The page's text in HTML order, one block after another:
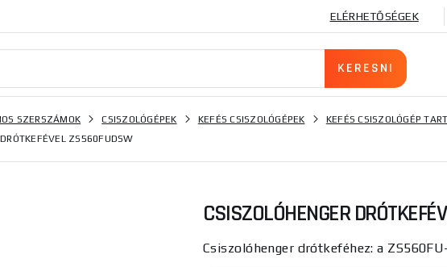
ELÉRHETŐSÉGEK
SZERSZÁMOK CSISZOLÓGÉPEK KEFÉS CSISZOLÓGÉPEK
KEFÉS CSISZOLÓGÉP
ZS560FUDSW
CSISZOLÓHENGER
Csiszolóhenger drótkeféhez: a